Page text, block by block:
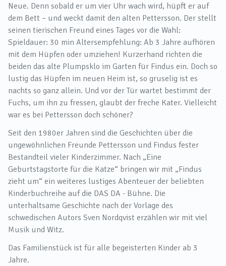
Neue. Denn sobald er um vier Uhr wach wird, hüpft er auf
dem Bett – und weckt damit den alten Pettersson. Der stellt
seinen tierischen Freund eines Tages vor die Wahl:
Spieldauer: 30 min Altersempfehlung: Ab 3 Jahre aufhören
mit dem Hüpfen oder umziehen! Kurzerhand richten die
beiden das alte Plumpsklo im Garten für Findus ein. Doch so
lustig das Hüpfen im neuen Heim ist, so gruselig ist es
nachts so ganz allein. Und vor der Tür wartet bestimmt der
Fuchs, um ihn zu fressen, glaubt der freche Kater. Vielleicht
war es bei Pettersson doch schöner?
Seit den 1980er Jahren sind die Geschichten über die
ungewöhnlichen Freunde Pettersson und Findus fester
Bestandteil vieler Kinderzimmer. Nach „Eine
Geburtstagstorte für die Katze“ bringen wir mit „Findus
zieht um“ ein weiteres lustiges Abenteuer der beliebten
Kinderbuchreihe auf die DAS DA - Bühne. Die
unterhaltsame Geschichte nach der Vorlage des
schwedischen Autors Sven Nordqvist erzählen wir mit viel
Musik und Witz.
Das Familienstück ist für alle begeisterten Kinder ab 3
Jahre.